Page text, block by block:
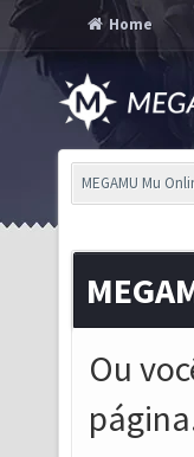
Home
MEGAMU Mu
Ou